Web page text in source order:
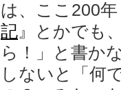
は、ここ200
記』とかでも
ら！」と書か
しないと「何